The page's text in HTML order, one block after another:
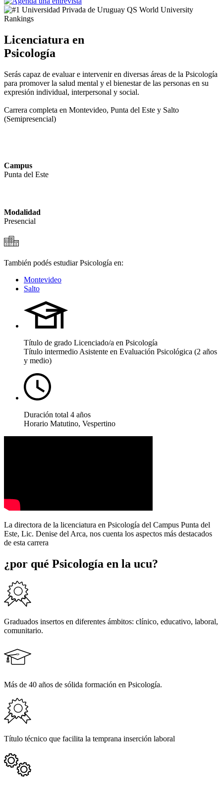
Licenciatura en
Psicología
Serás capaz de evaluar e intervenir en diversas áreas de la Psicología
para promover la salud mental y el bienestar de las personas en su
expresión individual, interpersonal y social.
Carrera completa en Montevideo, Punta del Este y Salto
(Semipresencial)
Campus
Punta del Este
Modalidad
Presencial
También podés estudiar Psicología en:
Montevideo
Salto
Título de grado Licenciado/a en Psicología
Título intermedio Asistente en Evaluación Psicológica (2 años
y medio)
Duración total 4 años
Horario Matutino, Vespertino
La directora de la licenciatura en Psicología del Campus Punta del
Este, Lic. Denise del Arca, nos cuenta los aspectos más destacados
de esta carrera
¿por qué Psicología en la ucu?
Graduados insertos en diferentes ámbitos: clínico, educativo, laboral,
comunitario.
Más de 40 años de sólida formación en Psicología.
Título técnico que facilita la temprana inserción laboral